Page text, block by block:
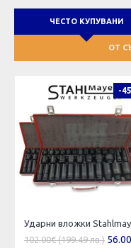
ЧЕСТО КУПУВАНИ
ОТ
-
102.00€ (199.49 лв.)